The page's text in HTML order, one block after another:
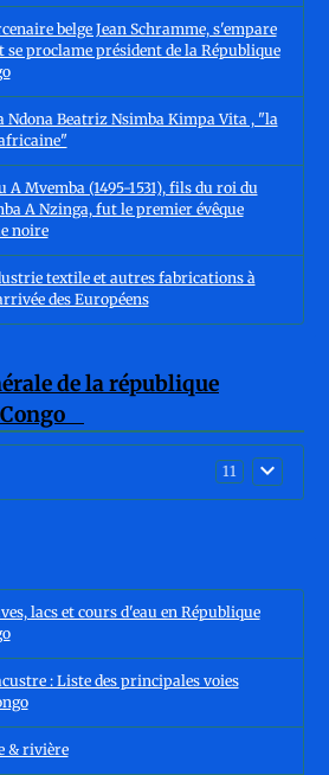
belge Jean Schramme, s'empare
se proclame président de la République
Ndona Beatriz Nsimba Kimpa Vita , "la
A Mvemba (1495-1531), fils du roi du
A Nzinga, fut le premier évêque
noire
textile et autres fabrications à
des Européens
11
lacs et cours d'eau en République
: Liste des principales voies
& rivière